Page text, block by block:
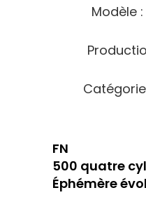
Modèle :
FN
500 quatre
Éphémère